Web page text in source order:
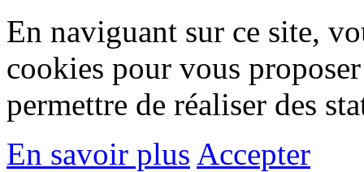
En naviguant sur ce site,
cookies pour vous
permettre de réaliser des
En savoir plus Accepter